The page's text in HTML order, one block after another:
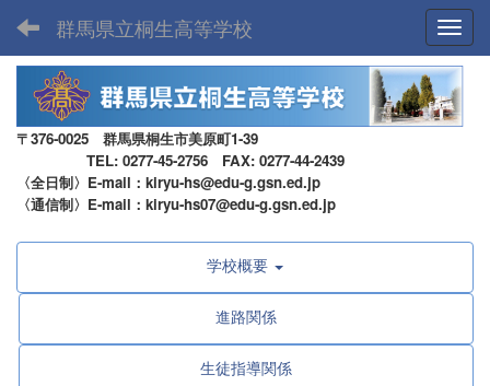
群馬県立桐生高等学校
〒376-0025 群馬県桐生市美原町1-39
TEL: 0277-45-2756 FAX: 0277-44-2439
〈全日制〉E-mail：kiryu-hs@edu-g.gsn.ed.jp
〈通信制〉E-mail：kiryu-hs07@edu-g.gsn.ed.jp
学校概要
進路関係
生徒指導関係